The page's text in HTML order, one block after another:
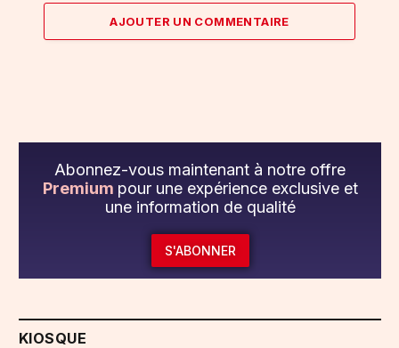
AJOUTER UN COMMENTAIRE
Abonnez-vous maintenant à notre offre
Premium pour une expérience exclusive et
une information de qualité
S'ABONNER
KIOSQUE